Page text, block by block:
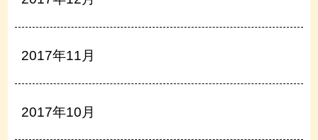
2017年11月
2017年10月